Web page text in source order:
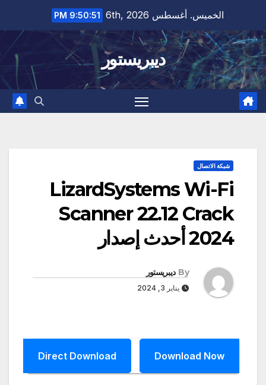
content
الخميس. أغسطس 6th, 2026 9:50:52 PM
ديبريستور
شبكة الاتصال
LizardSystems Wi-Fi
Scanner 22.12 Crack
2024 أحدث إصدار
By ديبريستور
يناير 3, 2024
Download Now
Direct Download